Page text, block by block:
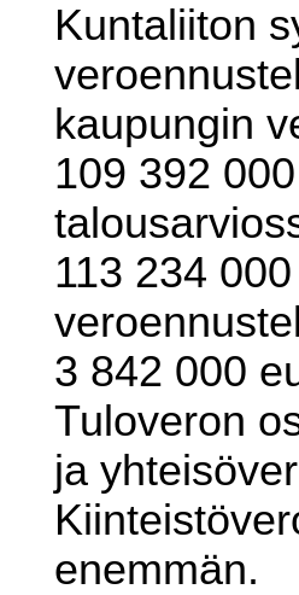
Kuntaliiton
kaupungin
109 392
113 234
3 842 000
Tuloveron
ja
enemmän.